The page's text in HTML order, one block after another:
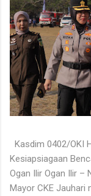
Kasdim 0402/OKI
Kesiapsiagaan
Ogan Ilir Ogan Ilir –
Mayor CKE Jauhari